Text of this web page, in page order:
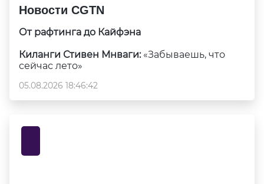
Новости CGTN
От рафтинга до Кайфэна
Киланги Стивен Мнваги: «Забываешь, что
сейчас лето»
05.08.2026 18:46:42